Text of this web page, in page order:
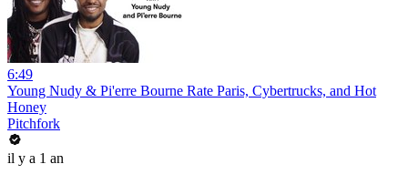
6:49
Young Nudy & Pi'erre Bourne Rate Paris, Cybertrucks, and Hot
Honey
Pitchfork
il y a 1 an